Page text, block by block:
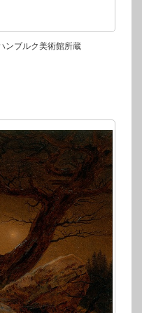
ンブルク美術館所蔵